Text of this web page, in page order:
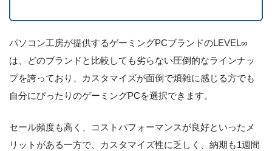
パソコン工房が提供するゲーミングPCブランドのLEVEL∞
は、どのブランドと比較しても劣らない圧倒的なラインナッ
プを誇っており、カスタマイズが面倒で煩雑に感じる方でも
自分にぴったりのゲーミングPCを選択できます。
セール頻度も高く、コストパフォーマンスが良好といったメ
リットがある一方で、カスタマイズ性に乏しく、納期も1週間